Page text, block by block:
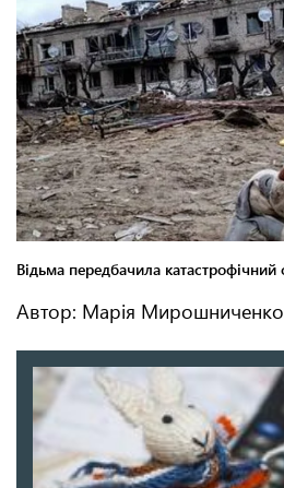
Автор: Марія Мирошниченко